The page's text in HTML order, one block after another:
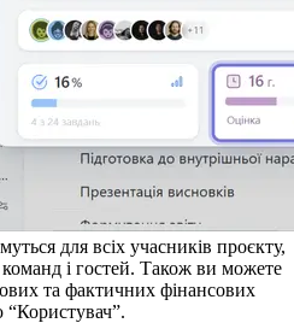
для всіх учасників проєкту,
команд і гостей. Також ви можете
та фактичних фінансових
“Користувач”.